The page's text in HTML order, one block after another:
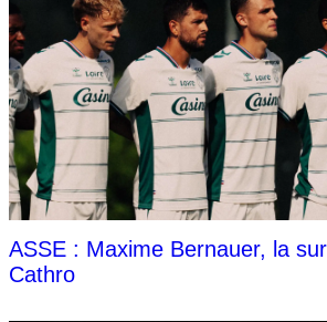
ASSE : Maxime Bernauer, la
Cathro